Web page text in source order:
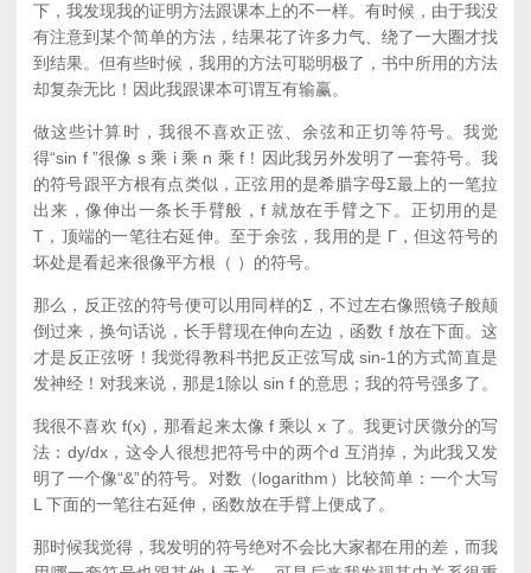
下，我发现我的证明方法跟课本上的不一样。有时候，由于我没
有注意到某个简单的方法，结果花了许多力气、绕了一大圈才找
到结果。但有些时候，我用的方法可聪明极了，书中所用的方法
却复杂无比！因此我跟课本可谓互有输赢。
做这些计算时，我很不喜欢正弦、余弦和正切等符号。我觉
得“sin f ”很像 s 乘 i 乘 n 乘 f！因此我另外发明了一套符号。我
的符号跟平方根有点类似，正弦用的是希腊字母Σ最上的一笔拉
出来，像伸出一条长手臂般，f 就放在手臂之下。正切用的是
T，顶端的一笔往右延伸。至于余弦，我用的是 Γ，但这符号的
坏处是看起来很像平方根（ ）的符号。
那么，反正弦的符号便可以用同样的Σ，不过左右像照镜子般颠
倒过来，换句话说，长手臂现在伸向左边，函数 f 放在下面。这
才是反正弦呀！我觉得教科书把反正弦写成 sin-1的方式简直是
发神经！对我来说，那是1除以 sin f 的意思；我的符号强多了。
我很不喜欢 f(x)，那看起来太像 f 乘以 x 了。我更讨厌微分的写
法：dy/dx，这令人很想把符号中的两个d 互消掉，为此我又发
明了一个像“&”的符号。对数（logarithm）比较简单：一个大写
L 下面的一笔往右延伸，函数放在手臂上便成了。
那时候我觉得，我发明的符号绝对不会比大家都在用的差，而我